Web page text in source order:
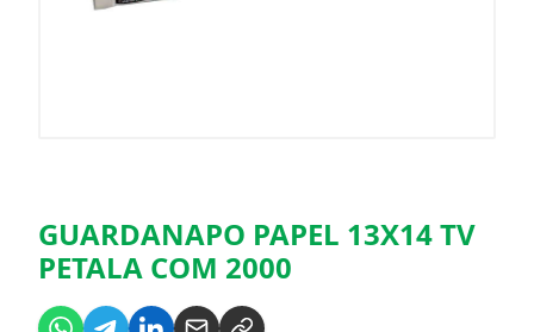
GUARDANAPO PAPEL 13X14 TV
PETALA COM 2000